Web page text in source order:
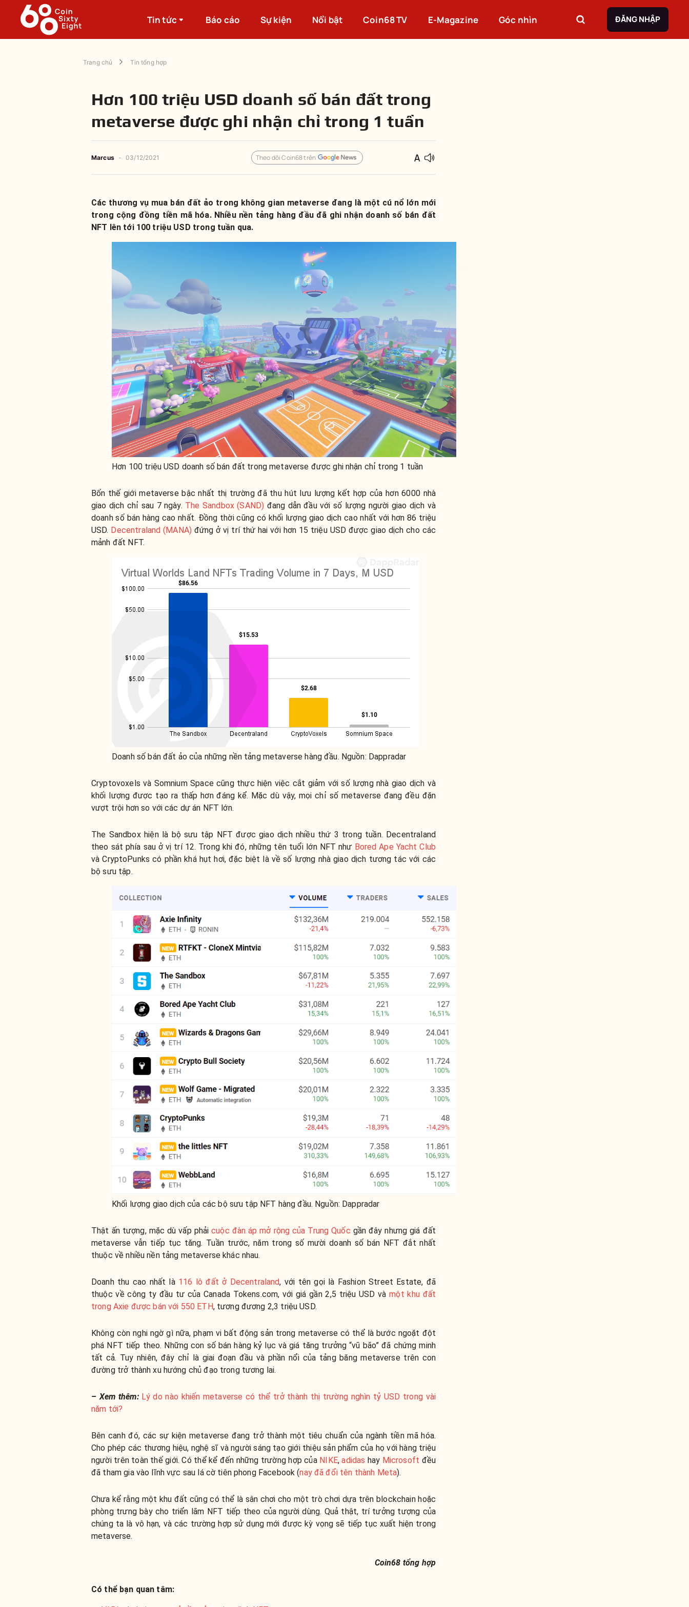
Tin tức Báo cáo Sự kiện Nổi bật Coin68 TV E-Magazine Góc nhìn ĐĂNG NHẬP
Trang chủ Tin tổng hợp
Hơn 100 triệu USD doanh số bán đất trong
metaverse được ghi nhận chỉ trong 1 tuần
Marcus - 03/12/2021 Theo dõi Coin68 trên
Các thương vụ mua bán đất ảo trong không gian metaverse đang là một cú nổ lớn mới
trong cộng đồng tiền mã hóa. Nhiều nền tảng hàng đầu đã ghi nhận doanh số bán đất
NFT lên tới 100 triệu USD trong tuần qua.
Hơn 100 triệu USD doanh số bán đất trong metaverse được ghi nhận chỉ trong 1 tuần
Bốn thế giới metaverse bậc nhất thị trường đã thu hút lưu lượng kết hợp của hơn 6000 nhà
giao dịch chỉ sau 7 ngày. The Sandbox (SAND) đang dẫn đầu với số lượng người giao dịch và
doanh số bán hàng cao nhất. Đồng thời cũng có khối lượng giao dịch cao nhất với hơn 86 triệu
USD. Decentraland (MANA) đứng ở vị trí thứ hai với hơn 15 triệu USD được giao dịch cho các
mảnh đất NFT.
Doanh số bán đất ảo của những nền tảng metaverse hàng đầu. Nguồn: Dappradar
Cryptovoxels và Somnium Space cũng thực hiện việc cắt giảm với số lượng nhà giao dịch và
khối lượng được tạo ra thấp hơn đáng kể. Mặc dù vậy, mọi chỉ số metaverse đang đều đặn
vượt trội hơn so với các dự án NFT lớn.
The Sandbox hiện là bộ sưu tập NFT được giao dịch nhiều thứ 3 trong tuần. Decentraland
theo sát phía sau ở vị trí 12. Trong khi đó, những tên tuổi lớn NFT như Bored Ape Yacht Club
và CryptoPunks có phần khá hụt hơi, đặc biệt là về số lượng nhà giao dịch tương tác với các
bộ sưu tập.
Khối lượng giao dịch của các bộ sưu tập NFT hàng đầu. Nguồn: Dappradar
Thật ấn tượng, mặc dù vấp phảicuộc đàn áp mở rộng của Trung Quốc gần đây nhưng giá đất
metaverse vẫn tiếp tục tăng. Tuần trước, năm trong số mười doanh số bán NFT đắt nhất
thuộc về nhiều nền tảng metaverse khác nhau.
Doanh thu cao nhất là 116 lô đất ở Decentraland, với tên gọi là Fashion Street Estate, đã
thuộc về công ty đầu tư của Canada Tokens.com, với giá gần 2,5 triệu USD vàmột khu đất
trong Axie được bán với 550 ETH, tương đương 2,3 triệu USD.
Không còn nghi ngờ gì nữa, phạm vi bất động sản trong metaverse có thể là bước ngoặt đột
phá NFT tiếp theo. Những con số bán hàng kỷ lục và giá tăng trưởng “vũ bão” đã chứng minh
tất cả. Tuy nhiên, đây chỉ là giai đoạn đầu và phần nổi của tảng băng metaverse trên con
đường trở thành xu hướng chủ đạo trong tương lai.
– Xem thêm: Lý do nào khiến metaverse có thể trở thành thị trường nghìn tỷ USD trong vài
năm tới?
Bên canh đó, các sự kiện metaverse đang trở thành một tiêu chuẩn của ngành tiền mã hóa.
Cho phép các thương hiệu, nghệ sĩ và người sáng tạo giới thiệu sản phẩm của họ với hàng triệu
người trên toàn thế giới. Có thể kể đến những trường hợp của NIKE,adidas hay Microsoft đều
đã tham gia vào lĩnh vực sau lá cờ tiên phong Facebook (nay đã đổi tên thành Meta).
Chưa kể rằng một khu đất cũng có thể là sân chơi cho một trò chơi dựa trên blockchain hoặc
phòng trưng bày cho triển lãm NFT tiếp theo của người dùng. Quả thật, trí tưởng tượng của
chúng ta là vô hạn, và các trường hợp sử dụng mới được kỳ vọng sẽ tiếp tục xuất hiện trong
metaverse.
Coin68 tổng hợp
Có thể bạn quan tâm: